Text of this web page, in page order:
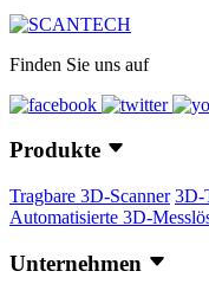
Finden Sie uns auf
Produkte
Tragbare 3D-Scanner 3D-
Automatisierte 3D-
Unternehmen